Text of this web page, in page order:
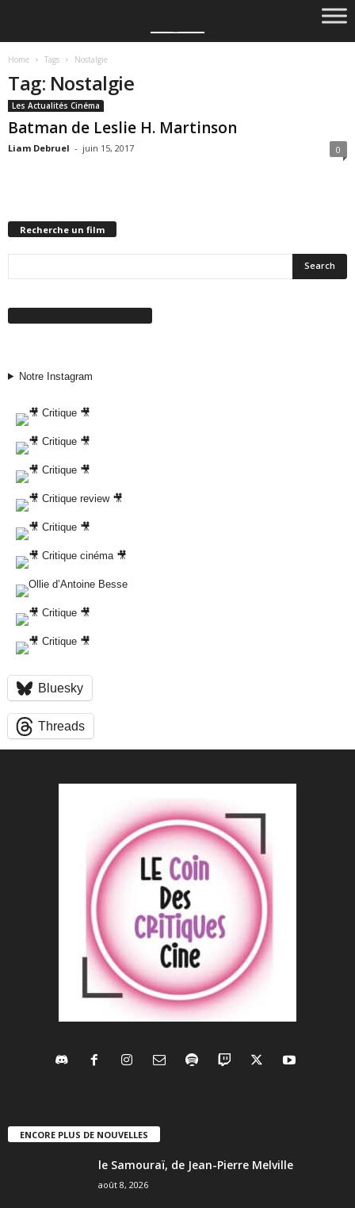
Home Tags Nostalgie
Tag: Nostalgie
Les Actualités Cinéma
Batman de Leslie H. Martinson
Liam Debruel - juin 15, 2017 0
Recherche un film
Notre Instagram
Bluesky
Threads
ENCORE PLUS DE NOUVELLES
le Samouraï, de Jean-Pierre Melville
août 8, 2026